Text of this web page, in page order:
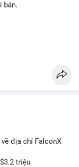
Mỹ. Tâm lý thị
nhỏ lẻ theo dõi
tới. Nếu dòng tiền
chiến lược nắm giữ
bán.
địa chỉ FalconX
triệu